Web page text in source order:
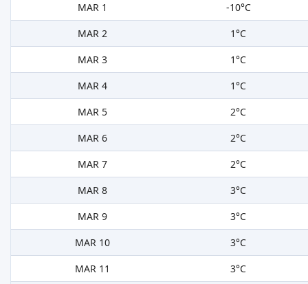
MAR 1
-10°C
MAR 2
1°C
MAR 3
1°C
MAR 4
1°C
MAR 5
2°C
MAR 6
2°C
MAR 7
2°C
MAR 8
3°C
MAR 9
3°C
MAR 10
3°C
MAR 11
3°C